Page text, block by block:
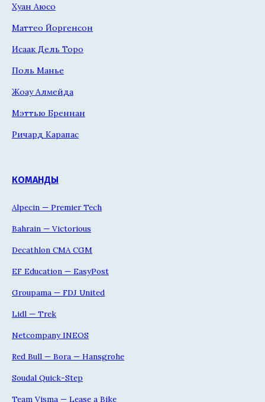
Хуан Аюсо
Маттео Йоргенсон
Исаак Дель Торо
Поль Манье
Жоау Алмейда
Мэттью Бреннан
Ричард Карапас
КОМАНДЫ
Alpecin — Premier Tech
Bahrain — Victorious
Decathlon CMA CGM
EF Education — EasyPost
Groupama — FDJ United
Lidl — Trek
Netcompany INEOS
Red Bull — Bora — Hansgrohe
Soudal Quick-Step
Team Visma — Lease a Bike